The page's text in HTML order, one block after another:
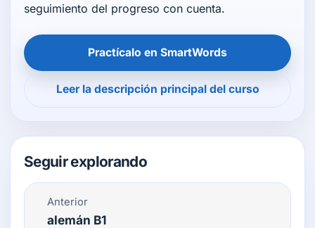
seguimiento del progreso con cuenta.
Practícalo en SmartWords
Leer la descripción principal del curso
Seguir explorando
Anterior
alemán B1